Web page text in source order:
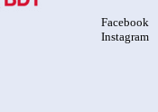
Facebook
Instagram